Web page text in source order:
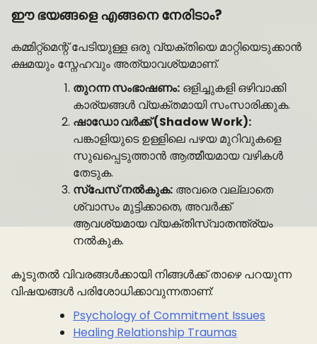
ഈ ഭയങ്ങളെ എങ്ങനെ നേരിടാം?
കമ്മിറ്റ്‌മെന്റ് പേടിയുള്ള ഒരു വ്യക്തിയെ മാറ്റിയെടുക്കാൻ
ക്ഷമയും സ്നേഹവും അത്യാവശ്യമാണ്.
തുറന്ന സംഭാഷണം: ഒളിച്ചുകളി ഒഴിവാക്കി
കാര്യങ്ങൾ വ്യക്തമായി സംസാരിക്കുക.
ഷാഡോ വർക്ക് (Shadow Work):
പങ്കാളിയുടെ ഉള്ളിലെ പഴയ മുറിവുകളെ
സുഖപ്പെടുത്താൻ ആത്മീയമായ വഴികൾ
തേടുക.
സ്പേസ് നൽകുക: അവരെ വല്ലാതെ
ശ്വാസം മുട്ടിക്കാതെ, അവർക്ക്
ആവശ്യമായ വ്യക്തിസ്വാതന്ത്ര്യം
നൽകുക.
കൂടുതൽ വിവരങ്ങൾക്കായി നിങ്ങൾക്ക് താഴെ പറയുന്ന
വിഷയങ്ങൾ പരിശോധിക്കാവുന്നതാണ്:
Psychology of Commitment Issues
Healing Relationship Traumas